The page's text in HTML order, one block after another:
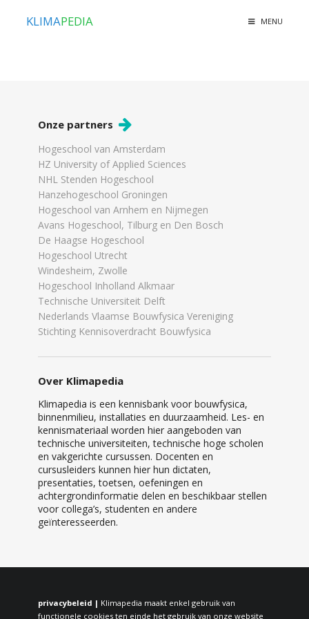
KLIMAPEDIA MENU
Onze partners
Hogeschool van Amsterdam
HZ University of Applied Sciences
NHL Stenden Hogeschool
Hanzehogeschool Groningen
Hogeschool van Arnhem en Nijmegen
Avans Hogeschool, Tilburg en Den Bosch
De Haagse Hogeschool
Hogeschool Utrecht
Windesheim, Zwolle
Hogeschool Inholland Alkmaar
Technische Universiteit Delft
Nederlands Vlaamse Bouwfysica Vereniging
Stichting Kennisoverdracht Bouwfysica
Over Klimapedia
Klimapedia is een kennisbank voor bouwfysica,
binnenmilieu, installaties en duurzaamheid. Les- en
kennismateriaal worden hier aangeboden van
technische universiteiten, technische hoge scholen
en vakgerichte cursussen. Docenten en
cursusleiders kunnen hier hun dictaten,
presentaties, toetsen, oefeningen en
achtergrondinformatie delen en beschikbaar stellen
voor collega’s, studenten en andere
geïnteresseerden.
privacybeleid | Klimapedia maakt enkel gebruik van
functionele cookies ten einde het gebruik van onze website